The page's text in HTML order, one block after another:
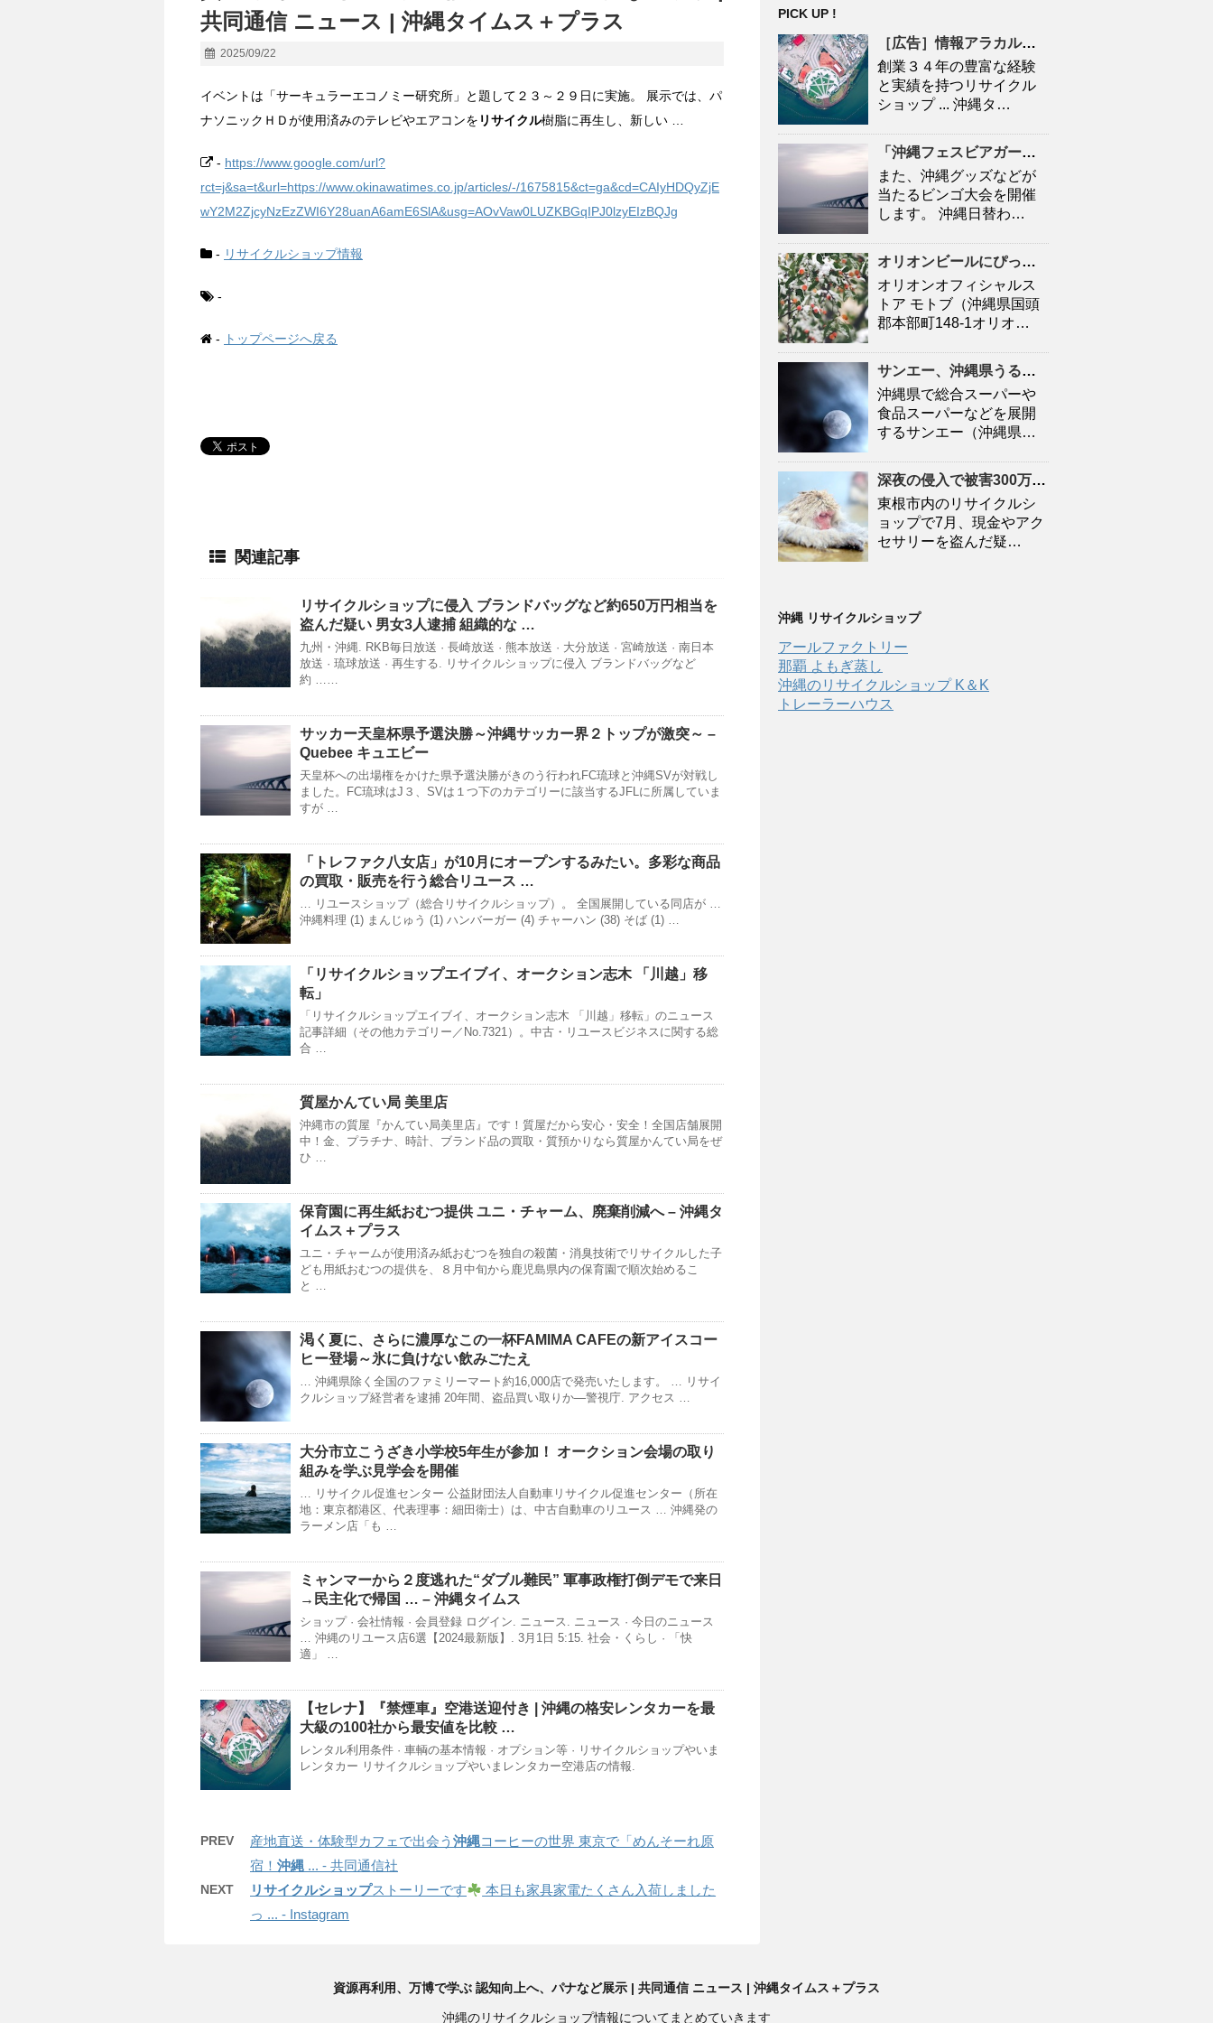
共同通信 ニュース | 沖縄タイムス＋プラス
2025/09/22
イベントは「サーキュラーエコノミー研究所」と題して２３～２９日に実施。 展示では、パ
ナソニックＨＤが使用済みのテレビやエアコンを リサイクル樹脂に再生し、新しい …
- https://www.google.com/url?
rct=j&sa=t&url=https://www.okinawatimes.co.jp/articles/-/1675815&ct=ga&cd=CAIyHDQyZjE
wY2M2ZjcyNzEzZWI6Y28uanA6amE6SlA&usg=AOvVaw0LUZKBGqIPJ0lzyEIzBQJg
- リサイクルショップ情報
-
- トップページへ戻る
関連記事
リサイクルショップに侵入 ブランドバッグなど約650万円相当を
盗んだ疑い 男女3人逮捕 組織的な …
九州・沖縄. RKB毎日放送 · 長崎放送 · 熊本放送 · 大分放送 · 宮崎放送 · 南日本
放送 · 琉球放送 · 再生する. リサイクルショップに侵入 ブランドバッグなど
約 ……
サッカー天皇杯県予選決勝～沖縄サッカー界２トップが激突～ –
Quebee キュエビー
天皇杯への出場権をかけた県予選決勝がきのう行われFC琉球と沖縄SVが対戦し
ました。FC琉球はJ３、SVは１つ下のカテゴリーに該当するJFLに所属していま
すが …
「トレファク八女店」が10月にオープンするみたい。多彩な商品
の買取・販売を行う総合リユース …
… リユースショップ（総合リサイクルショップ）。 全国展開している同店が …
沖縄料理 (1) まんじゅう (1) ハンバーガー (4) チャーハン (38) そば (1) …
「 リサイクルショップエイブイ、オークション志木 「川越」移
転」
「リサイクルショップエイブイ、オークション志木 「川越」移転」のニュース
記事詳細（その他カテゴリー／No.7321）。中古・リユースビジネスに関する総
合 …
質屋かんてい局 美里店
沖縄市の質屋『かんてい局美里店』です！質屋だから安心・安全！全国店舗展開
中！金、プラチナ、時計、ブランド品の買取・質預かりなら質屋かんてい局をぜ
ひ …
保育園に再生紙おむつ提供 ユニ・チャーム、廃棄削減へ – 沖縄タ
イムス＋プラス
ユニ・チャームが使用済み紙おむつを独自の殺菌・消臭技術でリサイクルした子
ども用紙おむつの提供を、８月中旬から鹿児島県内の保育園で順次始めるこ
と …
渇く夏に、さらに濃厚なこの一杯FAMIMA CAFEの新アイスコー
ヒー登場～氷に負けない飲みごたえ
… 沖縄県除く全国のファミリーマート約16,000店で発売いたします。 … リサイ
クルショップ経営者を逮捕 20年間、盗品買い取りか―警視庁. アクセス …
大分市立こうざき小学校5年生が参加！ オークション会場の取り
組みを学ぶ見学会を開催
… リサイクル促進センター 公益財団法人自動車リサイクル促進センター（所在
地：東京都港区、代表理事：細田衛士）は、中古自動車のリユース … 沖縄発の
ラーメン店「も …
ミャンマーから２度逃れた“ダブル難民” 軍事政権打倒デモで来日
→民主化で帰国 … – 沖縄タイムス
ショップ · 会社情報 · 会員登録 ログイン. ニュース. ニュース · 今日のニュース
… 沖縄のリユース店6選【2024最新版】. 3月1日 5:15. 社会・くらし · 「快
適」 …
【セレナ】『禁煙車』空港送迎付き | 沖縄の格安レンタカーを最
大級の100社から最安値を比較 …
レンタル利用条件 · 車輌の基本情報 · オプション等 · リサイクルショップやいま
レンタカー リサイクルショップやいまレンタカー空港店の情報.
PREV 産地直送・体験型カフェで出会う 沖縄コーヒーの世界 東京で「めんそーれ原
宿！ 沖縄 ... - 共同通信社
NEXT リサイクルショップストーリーです
本日も家具家電たくさん入荷しました
っ ... - Instagram
PICK UP !
［広告］情報アラカルト・登別「夏の生活家電、特価 ひまわりお手伝館 – 47NEWS
創業３４年の豊富な経験
と実績を持つリサイクル
ショップ ... 沖縄タ…
「 沖縄フェスビアガーデン2026 in札幌」が8月15日(土)開幕！初日は先着100杯のオリオン生ビール …
また、沖縄グッズなどが
当たるビンゴ大会を開催
します。 沖縄日替わ…
オリオンビールにぴったりの新スパイスが登場「アウトドアスパイス ほりにし×Orion 枝豆味」8月 …
オリオンオフィシャルス
トア モトブ（沖縄県国頭
郡本部町148-1オリオ…
サンエー、 沖縄県うるま市の「与勝シティ」でZEB Ready認証を取得 | 流通・小売業界で働く人の …
沖縄県で総合スーパーや
食品スーパーなどを展開
するサンエー（沖縄県…
深夜の侵入で被害300万円超 東根市の
東根市内のリサイクルシ
ョップで7月、現金やアク
セサリーを盗んだ疑…
沖縄 リサイクルショップ
アールファクトリー
那覇 よもぎ蒸し
沖縄のリサイクルショップ K＆K
トレーラーハウス
資源再利用、万博で学ぶ 認知向上へ、パナなど展示 | 共同通信 ニュース | 沖縄タイムス＋プラス
沖縄のリサイクルショップ情報についてまとめていきます